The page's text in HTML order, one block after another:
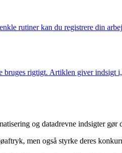
rutiner kan du registrere din
rigtigt. Artiklen giver
og datadrevne indsigter
men også styrke deres